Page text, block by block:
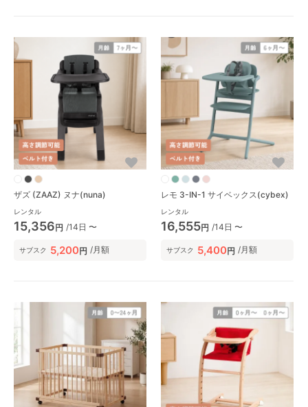
ザズ (ZAAZ) ヌナ(nuna)
レンタル
15,356円 /14日 〜
サブスク 5,200円 /月額
レモ 3-IN-1 サイベックス(cybex)
レンタル
16,555円 /14日 〜
サブスク 5,400円 /月額